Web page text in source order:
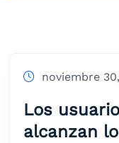
noviembre
Los
alcanzan